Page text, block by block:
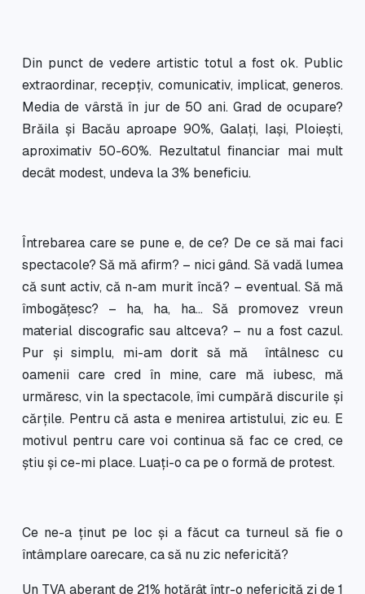
Din punct de vedere artistic totul a fost ok. Public
extraordinar, recepțiv, comunicativ, implicat, generos.
Media de vârstă în jur de 50 ani. Grad de ocupare?
Brăila și Bacău aproape 90%, Galați, Iași, Ploiești,
aproximativ 50-60%. Rezultatul financiar mai mult
decât modest, undeva la 3% beneficiu.
Întrebarea care se pune e, de ce? De ce să mai faci
spectacole? Să mă afirm? – nici gând. Să vadă lumea
că sunt activ, că n-am murit încă? – eventual. Să mă
îmbogățesc? – ha, ha, ha… Să promovez vreun
material discografic sau altceva? – nu a fost cazul.
Pur și simplu, mi-am dorit să mă întâlnesc cu
oamenii care cred în mine, care mă iubesc, mă
urmăresc, vin la spectacole, îmi cumpără discurile și
cărțile. Pentru că asta e menirea artistului, zic eu. E
motivul pentru care voi continua să fac ce cred, ce
știu și ce-mi place. Luați-o ca pe o formă de protest.
Ce ne-a ținut pe loc și a făcut ca turneul să fie o
întâmplare oarecare, ca să nu zic nefericită?
Un TVA aberant de 21% hotărât într-o nefericită zi de 1